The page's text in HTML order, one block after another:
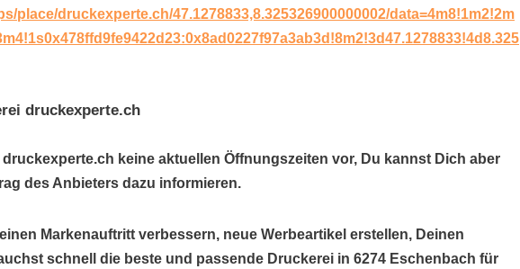
place/druckexperte.ch/47.1278833,8.325326900000002/data=4m8!1m2!2m
druckexperte.ch
keine aktuellen Öffnungszeiten vor, Du kannst Dich aber
des Anbieters dazu informieren.
Markenauftritt verbessern, neue Werbeartikel erstellen, Deinen
schnell die beste und passende Druckerei in 6274 Eschenbach für